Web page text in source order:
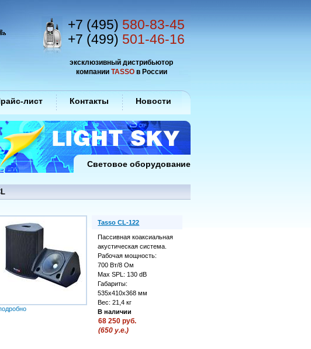
Tasso CL-122
Пассивная коаксиальная
акустическая система.
Рабочая мощность:
700 Вт/8 Ом
Max SPL: 130 dB
Габариты:
535х410х368 мм
Вес: 21,4 кг
В наличии
68 250 руб.
(650 у.е.)
эксклюзивный дистрибьютор
компании TASSOв России
+7 (495) 580-83-45
+7 (499) 501-46-16
лист Контакты Новости
Световое оборудование